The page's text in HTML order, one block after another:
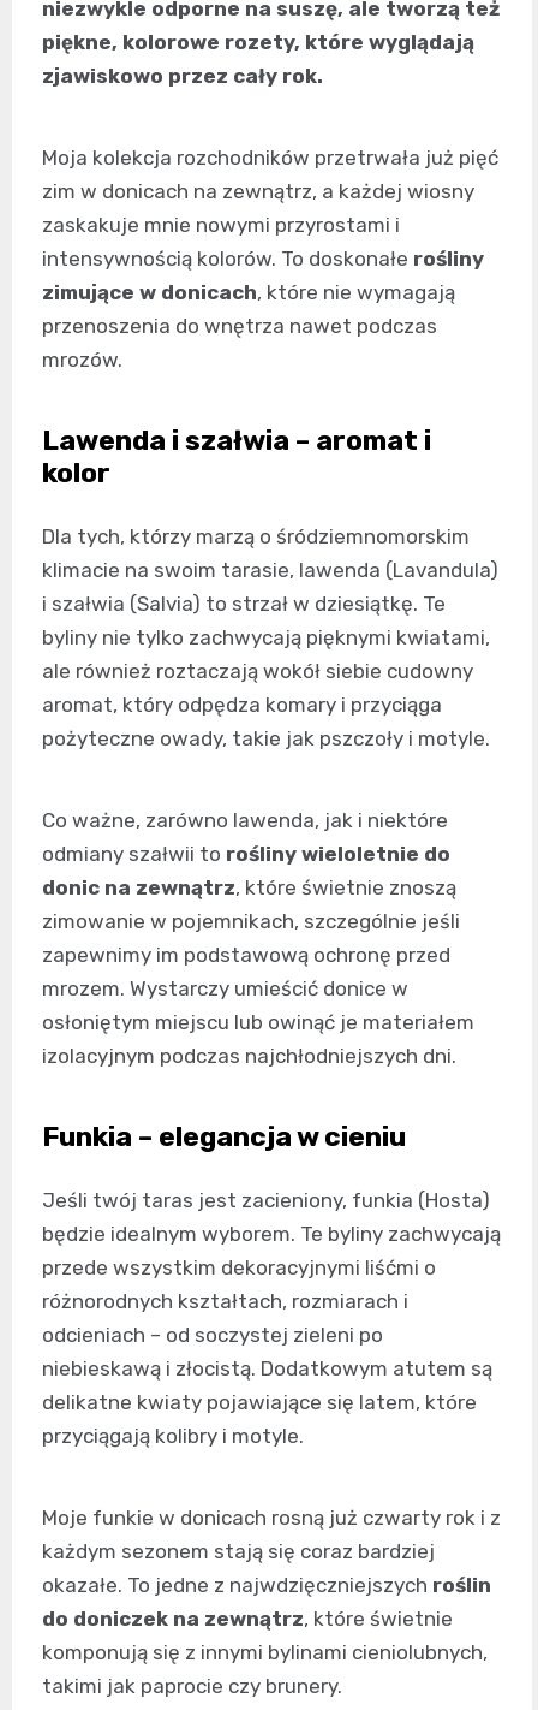
niezwykle odporne na suszę, ale tworzą też
piękne, kolorowe rozety, które wyglądają
zjawiskowo przez cały rok.
Moja kolekcja rozchodników przetrwała już pięć
zim w donicach na zewnątrz, a każdej wiosny
zaskakuje mnie nowymi przyrostami i
intensywnością kolorów. To doskonałe rośliny
zimujące w donicach, które nie wymagają
przenoszenia do wnętrza nawet podczas
mrozów.
Lawenda i szałwia – aromat i
kolor
Dla tych, którzy marzą o śródziemnomorskim
klimacie na swoim tarasie, lawenda (Lavandula)
i szałwia (Salvia) to strzał w dziesiątkę. Te
byliny nie tylko zachwycają pięknymi kwiatami,
ale również roztaczają wokół siebie cudowny
aromat, który odpędza komary i przyciąga
pożyteczne owady, takie jak pszczoły i motyle.
Co ważne, zarówno lawenda, jak i niektóre
odmiany szałwii to rośliny wieloletnie do
donic na zewnątrz, które świetnie znoszą
zimowanie w pojemnikach, szczególnie jeśli
zapewnimy im podstawową ochronę przed
mrozem. Wystarczy umieścić donice w
osłoniętym miejscu lub owinąć je materiałem
izolacyjnym podczas najchłodniejszych dni.
Funkia – elegancja w cieniu
Jeśli twój taras jest zacieniony, funkia (Hosta)
będzie idealnym wyborem. Te byliny zachwycają
przede wszystkim dekoracyjnymi liśćmi o
różnorodnych kształtach, rozmiarach i
odcieniach – od soczystej zieleni po
niebieskawą i złocistą. Dodatkowym atutem są
delikatne kwiaty pojawiające się latem, które
przyciągają kolibry i motyle.
Moje funkie w donicach rosną już czwarty rok i z
każdym sezonem stają się coraz bardziej
okazałe. To jedne z najwdzięczniejszych roślin
do doniczek na zewnątrz, które świetnie
komponują się z innymi bylinami cieniolubnych,
takimi jak paprocie czy brunery.